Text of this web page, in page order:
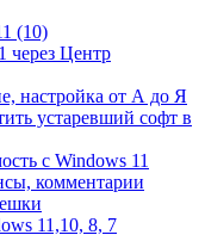
(10)
через Центр
настройка от А до Я
устаревший софт в
с Windows 11
комментарии
11,10, 8, 7